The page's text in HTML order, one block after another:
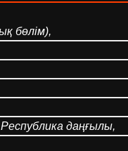
бөлім),
даңғылы,